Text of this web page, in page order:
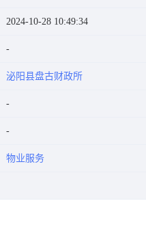
2024-10-28 10:49:34
泌阳县盘古财政所
物业服务